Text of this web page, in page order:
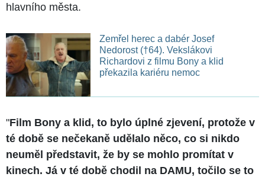
hlavního města.
Zemřel herec a dabér Josef
Nedorost (†64). Vekslákovi
Richardovi z filmu Bony a klid
překazila kariéru nemoc
"Film Bony a klid, to bylo úplné zjevení, protože v
té době se nečekaně udělalo něco, co si nikdo
neuměl představit, že by se mohlo promítat v
kinech. Já v té době chodil na DAMU, točilo se to